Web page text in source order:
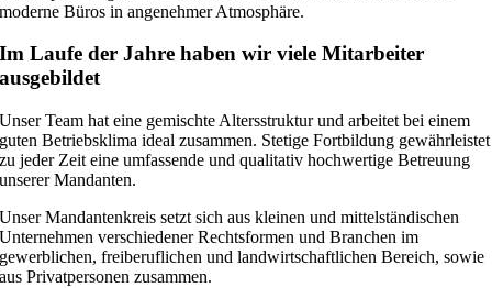
moderne Büros in angenehmer Atmosphäre.
Im Laufe der Jahre haben wir viele Mitarbeiter
ausgebildet
Unser Team hat eine gemischte Altersstruktur und arbeitet bei einem
guten Betriebsklima ideal zusammen. Stetige Fortbildung gewährleistet
zu jeder Zeit eine umfassende und qualitativ hochwertige Betreuung
unserer Mandanten.
Unser Mandantenkreis setzt sich aus kleinen und mittelständischen
Unternehmen verschiedener Rechtsformen und Branchen im
gewerblichen, freiberuflichen und landwirtschaftlichen Bereich, sowie
aus Privatpersonen zusammen.